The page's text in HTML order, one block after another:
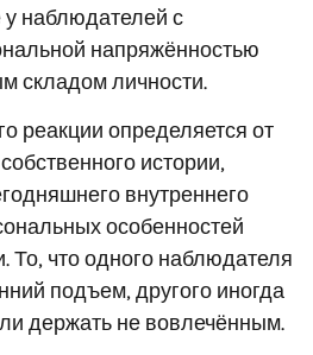
наблюдателей с
напряжённостью
складом личности.
реакции определяется от
истории,
внутреннего
особенностей
То, что одного наблюдателя
подъем, другого иногда
держать не вовлечённым.